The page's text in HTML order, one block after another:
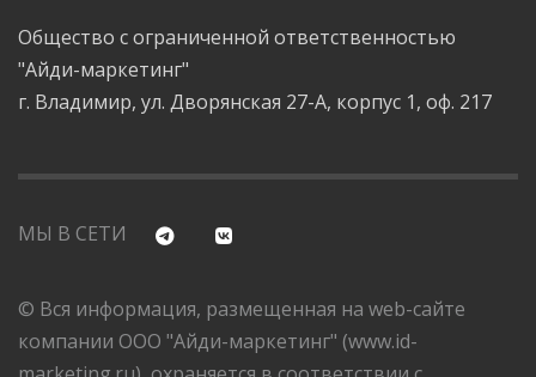
Общество с ограниченной ответственностью
"Айди-маркетинг"
г. Владимир, ул. Дворянская 27-А, корпус 1, оф. 217
МЫ В СЕТИ
© Вся информация, размещенная на web-сайте
компании ООО "Айди-маркетинг" (www.id-